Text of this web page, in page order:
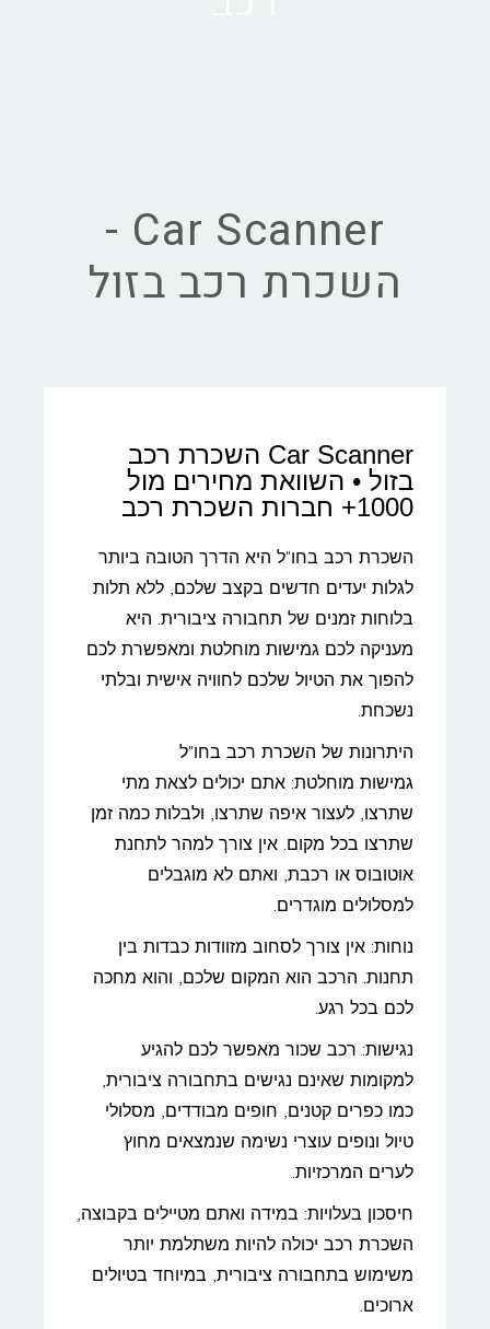
Car Scanner -
השכרת רכב בזול
Car Scanner השכרת רכב
בזול • השוואת מחירים מול
1000+ חברות השכרת רכב
השכרת רכב בחו"ל היא הדרך הטובה ביותר
לגלות יעדים חדשים בקצב שלכם, ללא תלות
בלוחות זמנים של תחבורה ציבורית. היא
מעניקה לכם גמישות מוחלטת ומאפשרת לכם
להפוך את הטיול שלכם לחוויה אישית ובלתי
נשכחת.
היתרונות של השכרת רכב בחו"ל
גמישות מוחלטת: אתם יכולים לצאת מתי
שתרצו, לעצור איפה שתרצו, ולבלות כמה זמן
שתרצו בכל מקום. אין צורך למהר לתחנת
אוטובוס או רכבת, ואתם לא מוגבלים
למסלולים מוגדרים.
נוחות: אין צורך לסחוב מזוודות כבדות בין
תחנות. הרכב הוא המקום שלכם, והוא מחכה
לכם בכל רגע.
נגישות: רכב שכור מאפשר לכם להגיע
למקומות שאינם נגישים בתחבורה ציבורית,
כמו כפרים קטנים, חופים מבודדים, מסלולי
טיול ונופים עוצרי נשימה שנמצאים מחוץ
לערים המרכזיות.
חיסכון בעלויות: במידה ואתם מטיילים בקבוצה,
השכרת רכב יכולה להיות משתלמת יותר
משימוש בתחבורה ציבורית, במיוחד בטיולים
ארוכים.